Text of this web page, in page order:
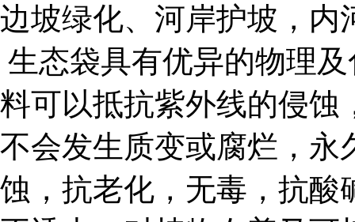
边坡绿化、河岸护坡，内
生态袋具有优异的物理
料可以抵抗紫外线的侵蚀
不会发生质变或腐烂，永
蚀，抗老化，无毒，抗酸